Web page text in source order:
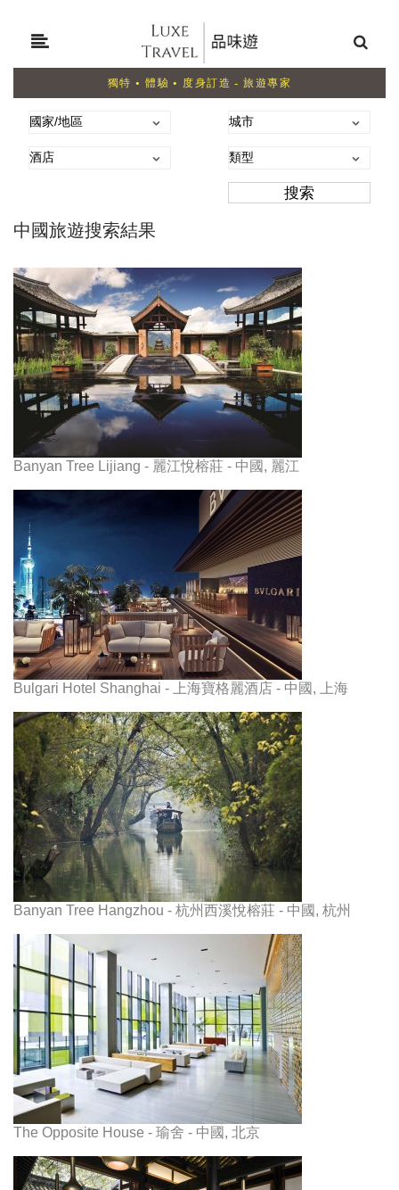
獨特 • 體驗 • 度身訂造 - 旅遊專家
中國旅遊搜索結果
Banyan Tree Lijiang - 麗江悅榕莊 - 中國, 麗江
Bulgari Hotel Shanghai - 上海寶格麗酒店 - 中國, 上海
Banyan Tree Hangzhou - 杭州西溪悅榕莊 - 中國, 杭州
The Opposite House - 瑜舍 - 中國, 北京